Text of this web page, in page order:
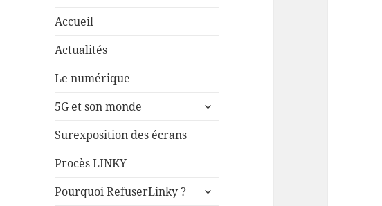
Accueil
Actualités
Le numérique
5G et son monde
ouvrir
Surexposition des écrans
Procès LINKY
Pourquoi RefuserLinky ?
ouvrir